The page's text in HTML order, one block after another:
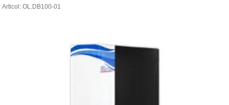
Articol: OL.DB100-01